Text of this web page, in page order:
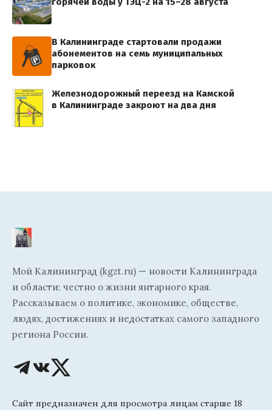
В Калининграде стартовали продажи
абонементов на семь муниципальных
парковок
Железнодорожный переезд на Камской
в Калининграде закроют на два дня
Мой Калининград (kgzt.ru) — новости Калининграда
и области: честно о жизни янтарного края.
Рассказываем о политике, экономике, обществе,
людях, достижениях и недостатках самого западного
региона России.
Сайт предназначен для просмотра лицам старше 18